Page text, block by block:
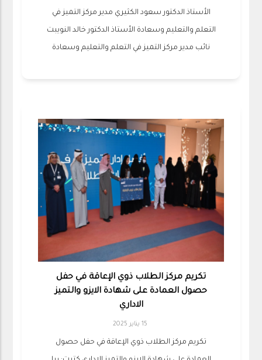
الأستاذ الدكتور سعود الكثيري مدير مركز التميز في
التعلم والتعليم وسعادة الأستاذ الدكتور خالد النويبت
نائب مدير مركز التميز في التعلم والتعليم وسعادة
تكريم مركز الطلاب ذوي الإعاقة في حفل
حصول العمادة على شهادة الايزو والتميز
الاداري
15 يناير 2025
تكريم مركز الطلاب ذوي الإعاقة في حفل حصول